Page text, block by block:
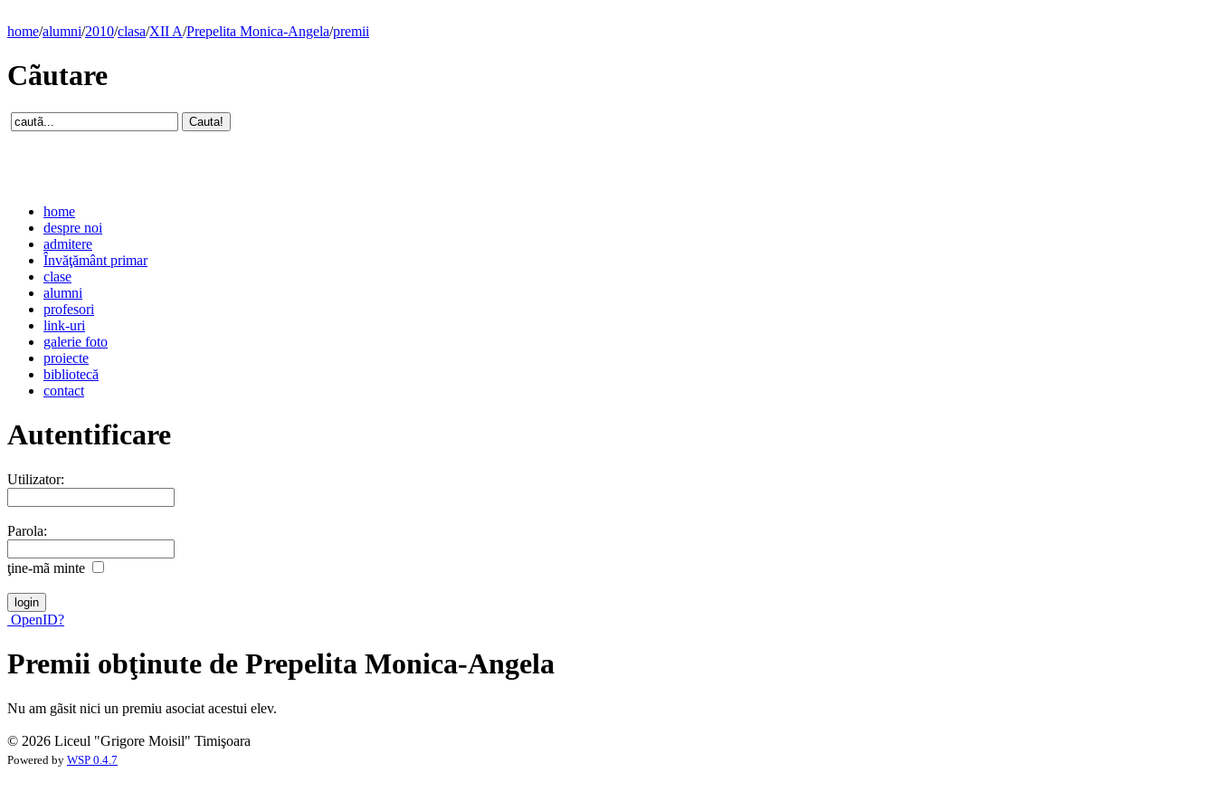
home/alumni/2010/clasa/XII A/Prepelita Monica-Angela/premii
Cãutare
home
despre noi
admitere
Învăţământ primar
clase
alumni
profesori
link-uri
galerie foto
proiecte
bibliotecă
contact
Autentificare
Utilizator:
Parola:
ţine-mã minte
OpenID?
Premii obţinute de Prepelita Monica-Angela
Nu am gãsit nici un premiu asociat acestui elev.
© 2026 Liceul "Grigore Moisil" Timişoara
Powered by WSP 0.4.7